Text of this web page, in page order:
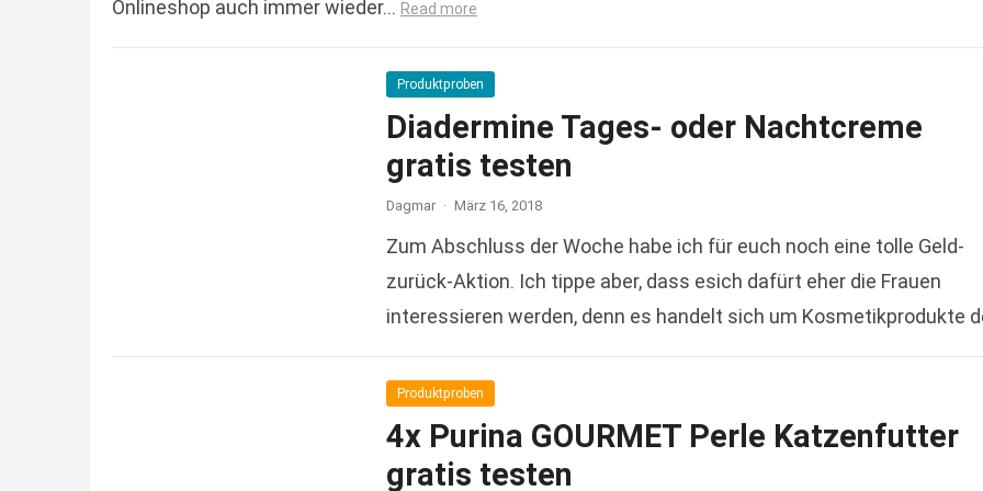
Onlineshop auch immer wieder… Read more
Produktproben
Diadermine Tages- oder Nachtcreme
gratis testen
Dagmar · März 16, 2018
Zum Abschluss der Woche habe ich für euch noch eine tolle Geld-
zurück-Aktion. Ich tippe aber, dass esich dafürt eher die Frauen
interessieren werden, denn es handelt sich um Kosmetikprodukte
Produktproben
4x Purina GOURMET Perle Katzenfutter
gratis testen